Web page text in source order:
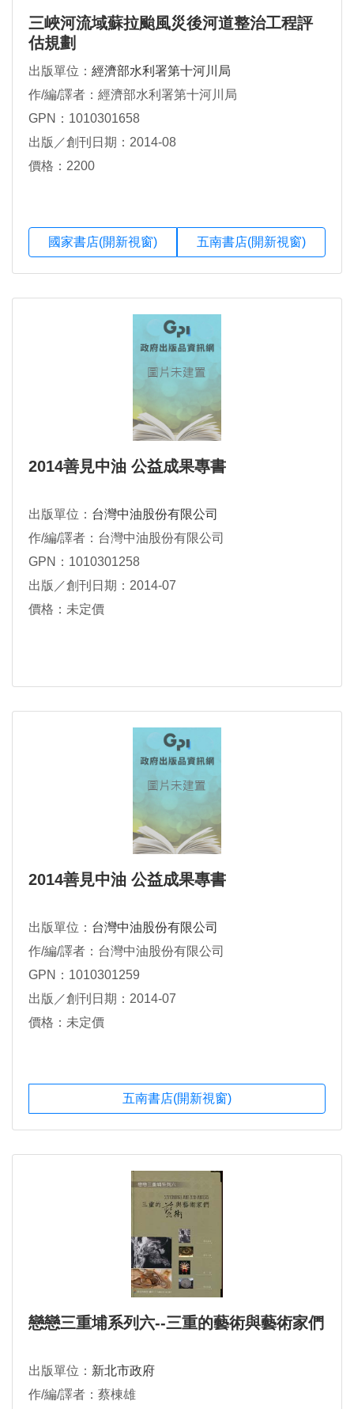
三峽河流域蘇拉颱風災後河道整治工程評
估規劃
出版單位： 經濟部水利署第十河川局
作/編/譯者：經濟部水利署第十河川局
GPN：1010301658
出版／創刊日期：2014-08
價格：2200
國家書店(開新視窗) 五南書店(開新視窗)
2014善見中油 公益成果專書
出版單位： 台灣中油股份有限公司
作/編/譯者：台灣中油股份有限公司
GPN：1010301258
出版／創刊日期：2014-07
價格：未定價
2014善見中油 公益成果專書
出版單位： 台灣中油股份有限公司
作/編/譯者：台灣中油股份有限公司
GPN：1010301259
出版／創刊日期：2014-07
價格：未定價
五南書店(開新視窗)
戀戀三重埔系列六--三重的藝術與藝術家們
出版單位： 新北市政府
作/編/譯者：蔡棟雄